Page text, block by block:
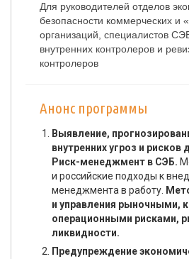
Для руководителей отделов
безопасности коммерческих и
организаций, специалистов
внутренних контролеров и
контролеров
Анонс программы
Выявление,
внутренних угроз и рисков
Риск-менеджмент в СЭБ.
и российские подходы к
менеджмента в работу.
и управления рыночными,
операционными рисками,
ликвидности.
Предупреждение